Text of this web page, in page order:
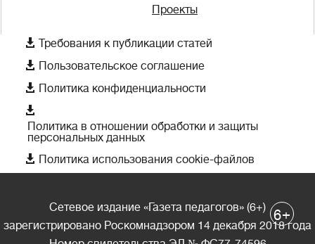
Проекты
 Требования к публикации статей
 Пользовательское соглашение
 Политика конфиденциальности

Политика в отношении обработки и защиты
персональных данных
 Политика использования cookie-файлов
Сетевое издание «Газета педагогов» (6+)
зарегистрировано Роскомнадзором 14 декабря 2018 года
6+